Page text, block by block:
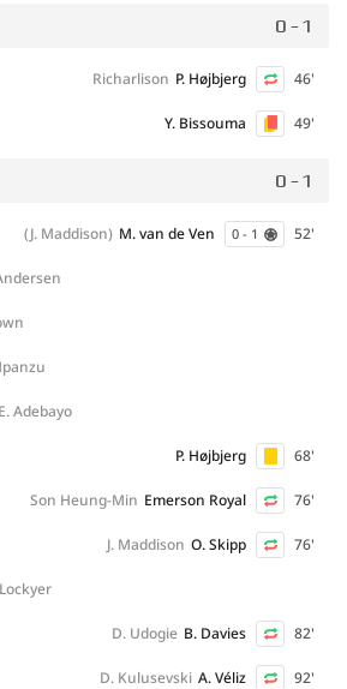
0 - 1
46'
P. Højbjerg
Richarlison
49'
Y. Bissouma
0 - 1
52'
0 - 1
M. van de Ven
(J. Maddison)
E. Adebayo
68'
P. Højbjerg
76'
Emerson Royal
Son Heung-Min
76'
O. Skipp
J. Maddison
82'
B. Davies
D. Udogie
92'
A. Véliz
D. Kulusevski